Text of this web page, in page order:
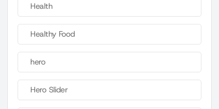
Health
Healthy Food
hero
Hero Slider